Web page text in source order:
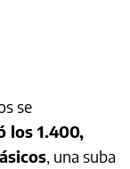
se
los 1.400,
, una suba